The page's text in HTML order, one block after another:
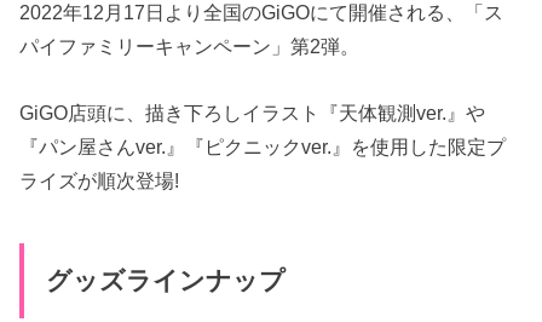
2022年12月17日より全国のGiGOにて開催される、「ス
パイファミリーキャンペーン」第2弾。
GiGO店頭に、描き下ろしイラスト『天体観測ver.』や
『パン屋さんver.』『ピクニックver.』を使用した限定プ
ライズが順次登場!
グッズラインナップ